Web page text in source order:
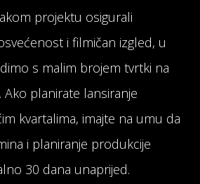
projektu osigurali
i filmičan izgled, u
s malim brojem tvrtki na
Ako planirate lansiranje
kvartalima, imajte na umu da
i planiranje produkcije
30 dana unaprijed.